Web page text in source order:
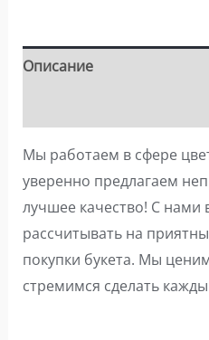
Описание
Мы работаем в сфере
уверенно предлагаем
лучшее качество! С нами
рассчитывать на
покупки букета. Мы
стремимся сделать